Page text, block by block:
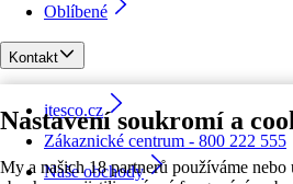
Nastavení soukromí a
My a našich 18 partnerů používáme nebo
Oblíbené
Kontakt
itesco.cz
Zákaznické centrum - 800 222 555
Naše obchody